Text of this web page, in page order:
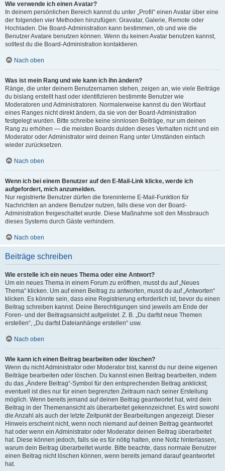
Wie verwende ich einen Avatar?
In deinem persönlichen Bereich kannst du unter „Profil“ einen Avatar über eine
der folgenden vier Methoden hinzufügen: Gravatar, Galerie, Remote oder
Hochladen. Die Board-Administration kann bestimmen, ob und wie die
Benutzer Avatare benutzen können. Wenn du keinen Avatar benutzen kannst,
solltest du die Board-Administration kontaktieren.
Nach oben
Was ist mein Rang und wie kann ich ihn ändern?
Ränge, die unter deinem Benutzernamen stehen, zeigen an, wie viele Beiträge
du bislang erstellt hast oder identifizieren bestimmte Benutzer wie
Moderatoren und Administratoren. Normalerweise kannst du den Wortlaut
eines Ranges nicht direkt ändern, da sie von der Board-Administration
festgelegt wurden. Bitte schreibe keine sinnlosen Beiträge, nur um deinen
Rang zu erhöhen — die meisten Boards dulden dieses Verhalten nicht und ein
Moderator oder Administrator wird deinen Rang unter Umständen einfach
wieder zurücksetzen.
Nach oben
Wenn ich bei einem Benutzer auf den E-Mail-Link klicke, werde ich
aufgefordert, mich anzumelden.
Nur registrierte Benutzer dürfen die foreninterne E-Mail-Funktion für
Nachrichten an andere Benutzer nutzen, falls diese von der Board-
Administration freigeschaltet wurde. Diese Maßnahme soll den Missbrauch
dieses Systems durch Gäste verhindern.
Nach oben
Beiträge schreiben
Wie erstelle ich ein neues Thema oder eine Antwort?
Um ein neues Thema in einem Forum zu eröffnen, musst du auf „Neues
Thema“ klicken. Um auf einen Beitrag zu antworten, musst du auf „Antworten“
klicken. Es könnte sein, dass eine Registrierung erforderlich ist, bevor du einen
Beitrag schreiben kannst. Deine Berechtigungen sind jeweils am Ende der
Foren- und der Beitragsansicht aufgelistet. Z. B. „Du darfst neue Themen
erstellen“, „Du darfst Dateianhänge erstellen“ usw.
Nach oben
Wie kann ich einen Beitrag bearbeiten oder löschen?
Wenn du nicht Administrator oder Moderator bist, kannst du nur deine eigenen
Beiträge bearbeiten oder löschen. Du kannst einen Beitrag bearbeiten, indem
du das „Ändere Beitrag“-Symbol für den entsprechenden Beitrag anklickst;
eventuell ist dies nur für einen begrenzten Zeitraum nach seiner Erstellung
möglich. Wenn bereits jemand auf deinen Beitrag geantwortet hat, wird dein
Beitrag in der Themenansicht als überarbeitet gekennzeichnet. Es wird sowohl
die Anzahl als auch der letzte Zeitpunkt der Bearbeitungen angezeigt. Dieser
Hinweis erscheint nicht, wenn noch niemand auf deinen Beitrag geantwortet
hat oder wenn ein Administrator oder Moderator deinen Beitrag überarbeitet
hat. Diese können jedoch, falls sie es für nötig halten, eine Notiz hinterlassen,
warum dein Beitrag überarbeitet wurde. Bitte beachte, dass normale Benutzer
einen Beitrag nicht löschen können, wenn bereits jemand darauf geantwortet
hat.